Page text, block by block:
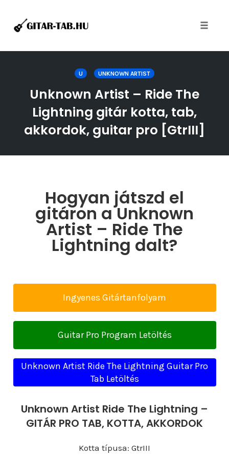
U UNKNOWN ARTIST
Unknown Artist – Ride The
Lightning gitár kotta, tab,
akkordok, guitar pro [GtrIII]
Hogyan játszd el
gitáron a Unknown
Artist – Ride The
Lightning dalt?
Ingyenes Gitártanfolyam
Guitar Pro Program Letöltés
Unknown Artist Ride The Lightning Guitar Pro
Tab Letöltés
Unknown Artist Ride The Lightning –
GITÁR PRO TAB, KOTTA, AKKORDOK
Kotta típusa: GtrIII